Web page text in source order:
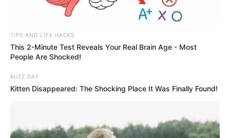
TIPS AND LIFE HACKS
This 2-Minute Test Reveals Your Real Brain Age - Most
People Are Shocked!
BUZZ DAY
Kitten Disappeared: The Shocking Place It Was Finally Found!